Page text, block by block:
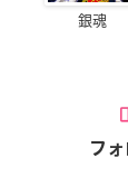
銀魂
フ